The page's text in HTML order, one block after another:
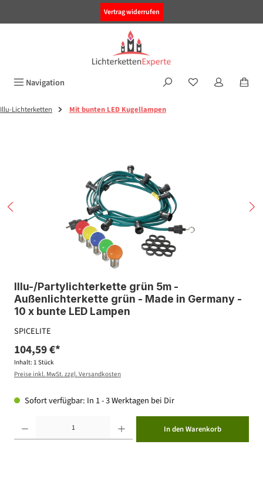
Vertrag widerrufen
Navigation
Illu-Lichterketten Mit bunten LED Kugellampen
Illu-/Partylichterkette grün 5m -
Außenlichterkette grün - Made in Germany -
10 x bunte LED Lampen
SPICELITE
104,59 €*
Inhalt: 1 Stück
Preise inkl. MwSt. zzgl. Versandkosten
Sofort verfügbar: In 1 - 3 Werktagen bei Dir
In den Warenkorb